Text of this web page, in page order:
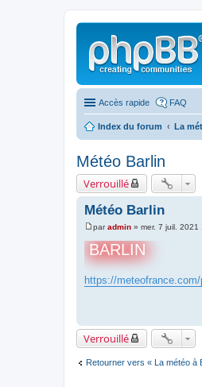
Accès rapide FAQ
Index du forum La
Météo Barlin
Verrouillé
Météo Barlin
M
e
s
s
g
paradmin » mer. 7 juil. 2021
BARLIN
https://
Verrouillé
Retourner vers « La météo à